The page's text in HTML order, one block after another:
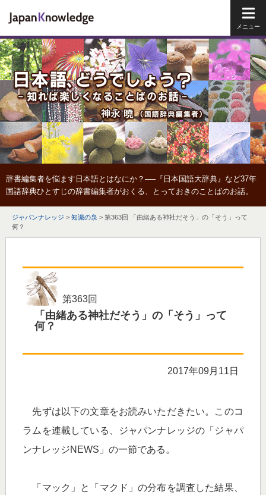
辞書編集者を悩ます日本語とはなにか？──『日本国語大辞典』など37年
国語辞典ひとすじの辞書編集者がおくる、とっておきのことばのお話。
ジャパンナレッジ > 知識の泉 > 第363回 「由緒ある神社だそう」の「そう」って
何？
第363回
「由緒ある神社だそう」の「そう」って
何？
2017年09月11日
先ずは以下の文章をお読みいただきたい。このコ
ラムを連載している、ジャパンナレッジの「ジャパ
ンナレッジNEWS」の一節である。
「マック」と「マクド」の分布を調査した結果、